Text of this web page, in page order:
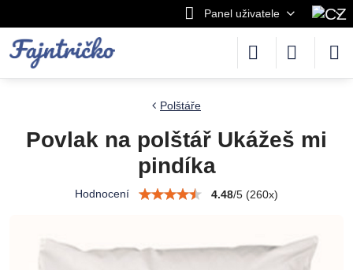
Panel uživatele
Polštáře
Povlak na polštář Ukážeš mi
pindíka
Hodnocení 4.48/5 (260x)